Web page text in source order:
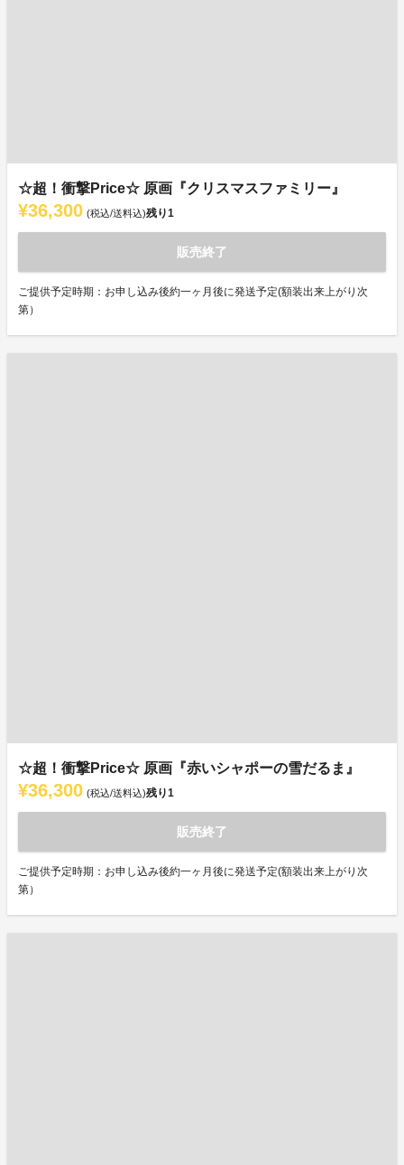
☆超！衝撃Price☆ 原画『クリスマスファミリー』
¥36,300 (税込/送料込)残り1
販売終了
ご提供予定時期：お申し込み後約一ヶ月後に発送予定(額装出来上がり次
第）
☆超！衝撃Price☆ 原画『赤いシャポーの雪だるま』
¥36,300 (税込/送料込)残り1
販売終了
ご提供予定時期：お申し込み後約一ヶ月後に発送予定(額装出来上がり次
第）